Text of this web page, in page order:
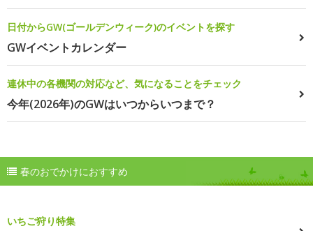
日付からGW(ゴールデンウィーク)のイベントを探す
GWイベントカレンダー
連休中の各機関の対応など、気になることをチェック
今年(2026年)のGWはいつからいつまで？
春のおでかけにおすすめ
いちご狩り特集